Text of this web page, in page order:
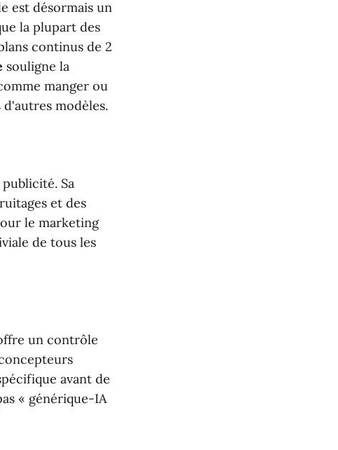
est désormais un
la plupart des
continus de 2
souligne la
manger ou
modèles.
Sa
et des
le marketing
de tous les
un contrôle
avant de
« générique-IA